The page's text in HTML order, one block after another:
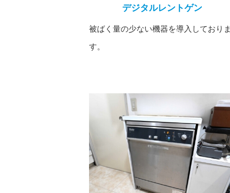
デジタルレントゲン
被ばく量の少ない機器を導入しておりま
す。